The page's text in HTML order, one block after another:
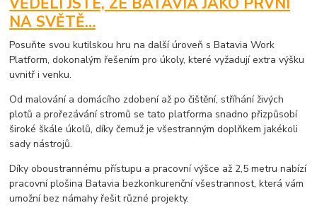
NA SVĚTĚ…
Posuňte svou kutilskou hru na další úroveň s Batavia Work
Platform, dokonalým řešením pro úkoly, které vyžadují extra výšku
uvnitř i venku.
Od malování a domácího zdobení až po čištění, stříhání živých
plotů a prořezávání stromů se tato platforma snadno přizpůsobí
široké škále úkolů, díky čemuž je všestranným doplňkem jakékoli
sady nástrojů.
Díky oboustrannému přístupu a pracovní výšce až 2,5 metru nabízí
pracovní plošina Batavia bezkonkurenční všestrannost, která vám
umožní bez námahy řešit různé projekty.